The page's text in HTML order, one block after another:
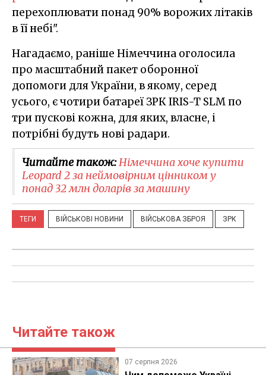
перехоплювати понад 90% ворожих літаків
в її небі".
Нагадаємо, раніше Німеччина оголосила
про масштабний пакет оборонної
допомоги для України, в якому, серед
усього, є чотири батареї ЗРК IRIS-T SLM по
три пускові кожна, для яких, власне, і
потрібні будуть нові радари.
Читайте також:Німеччина хоче купити
Leopard 2 за неймовірним цінником у
понад 32 млн доларів за машину
ТЕГИ ВІЙСЬКОВІ НОВИНИ ВІЙСЬКОВА ЗБРОЯ ЗРК
Читайте також
07 серпня 2026